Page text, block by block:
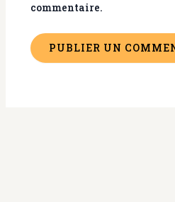
commentaire.